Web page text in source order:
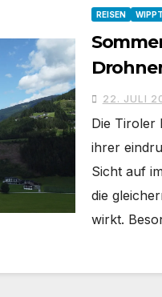
REISEN
22. JULI
Die Tiroler
ihrer
Sicht auf
die
wirkt.